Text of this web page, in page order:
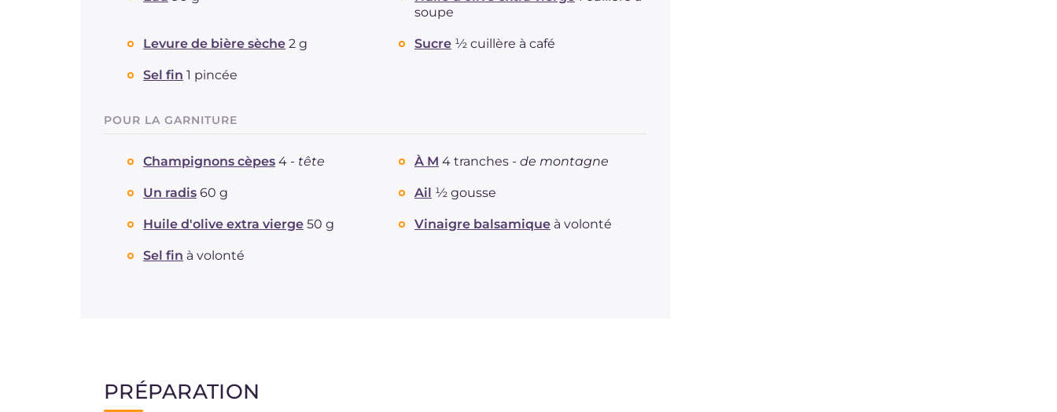
Protéine g
dont acides gras saturés
soupe
Levure de bière sèche 2 g Sucre ½ cuillère à café
Sel fin 1 pincée
POUR LA GARNITURE
Champignons cèpes 4 - tête À M 4 tranches - de montagne
Un radis 60 g Ail ½ gousse
Huile d'olive extra vierge 50 g Vinaigre balsamique à volonté
Sel fin à volonté
PRÉPARATION